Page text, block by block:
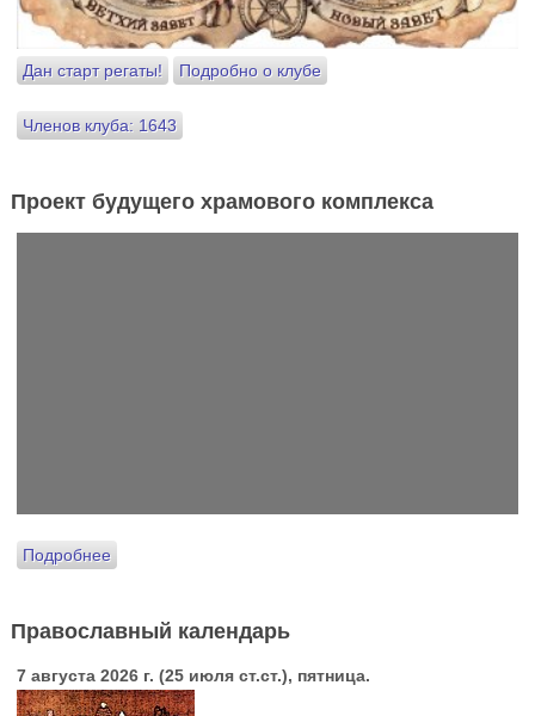
Дан старт регаты! Подробно о клубе
Членов клуба: 1643
Проект будущего храмового комплекса
Подробнее
Православный календарь
7 августа 2026 г. (25 июля ст.ст.), пятница.